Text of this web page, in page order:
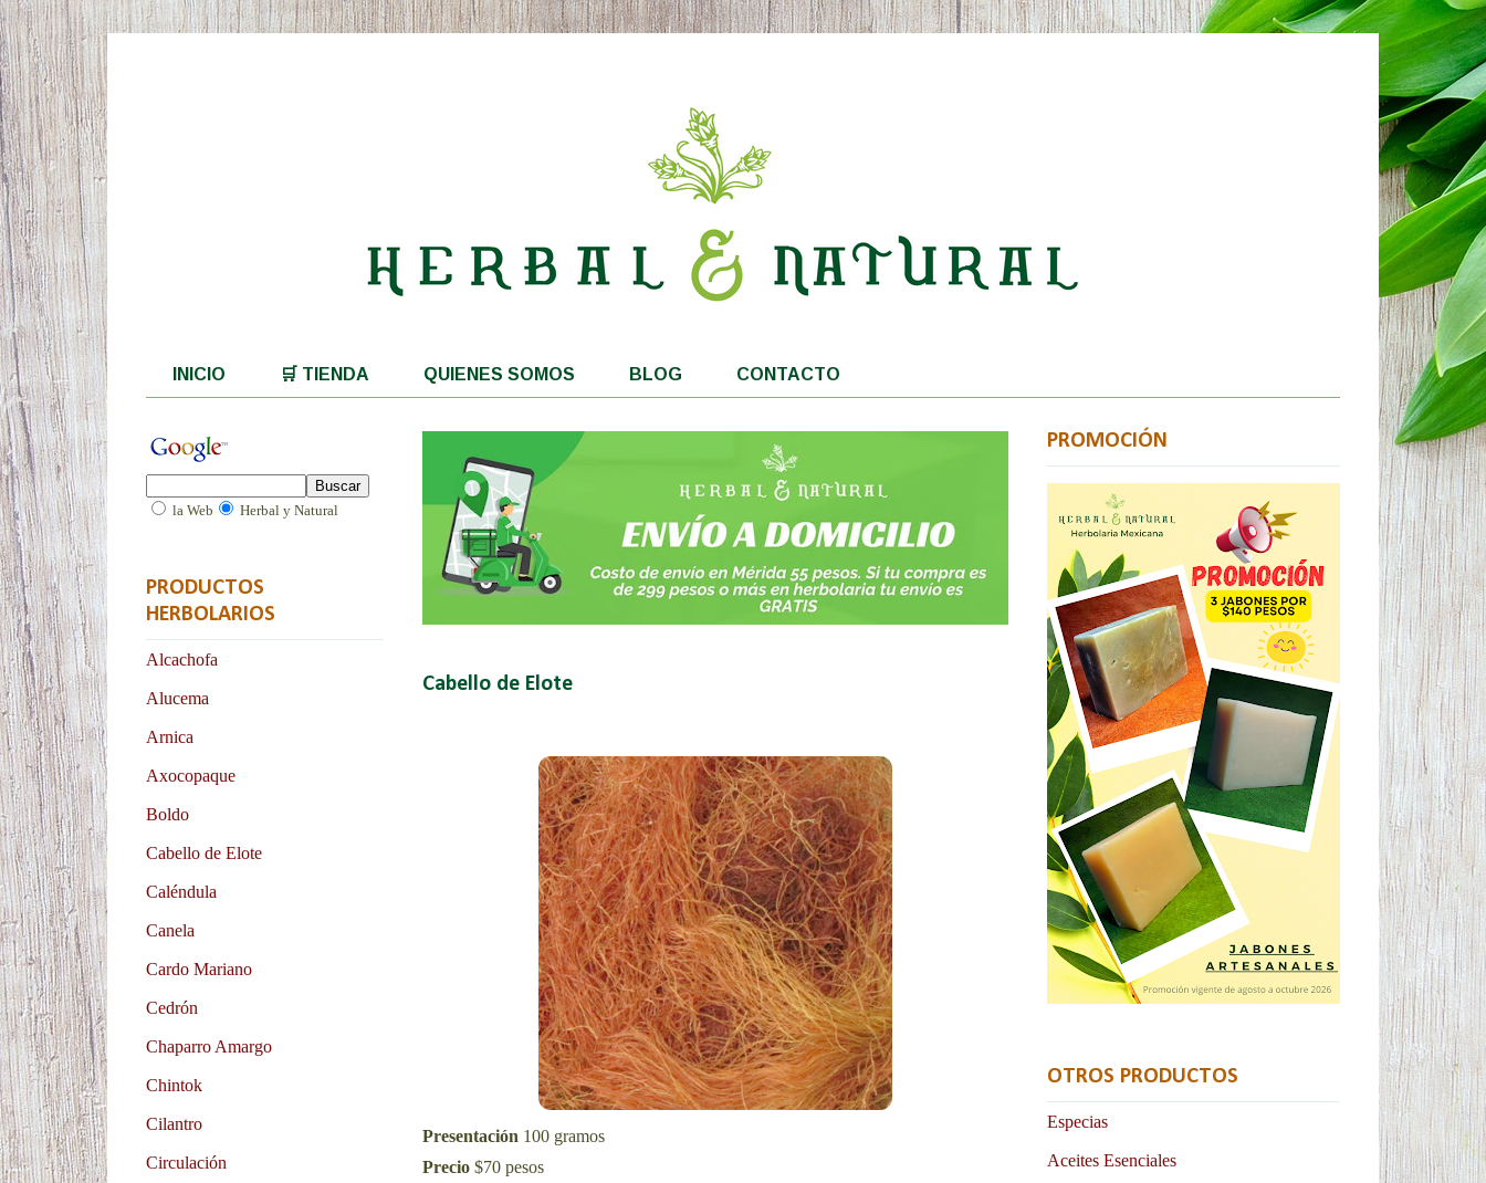
INICIO 🛒 TIENDA QUIENES SOMOS BLOG CONTACTO
Cabello de Elote
Presentación 100 gramos
Precio $70 pesos
la Web Herbal y Natural
PRODUCTOS
HERBOLARIOS
Alcachofa
Alucema
Arnica
Axocopaque
Boldo
Cabello de Elote
Caléndula
Canela
Cardo Mariano
Cedrón
Chaparro Amargo
Chintok
Cilantro
Circulación
PROMOCIÓN
OTROS PRODUCTOS
Especias
Aceites Esenciales